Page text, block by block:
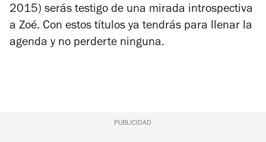
2015) serás testigo de una mirada introspectiva
a Zoé. Con estos títulos ya tendrás para llenar la
agenda y no perderte ninguna.
PUBLICIDAD